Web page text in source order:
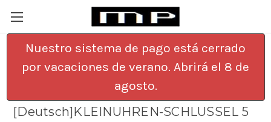
Nuestro sistema de pago está cerrado
por vacaciones de verano. Abrirá el 8 de
agosto.
[English]WATCH KEY 5 OR 6 1.40MM
[Francais]CLE DE MONTRE 5 1.40MM
[Deutsch]KLEINUHREN-SCHLUSSEL 5